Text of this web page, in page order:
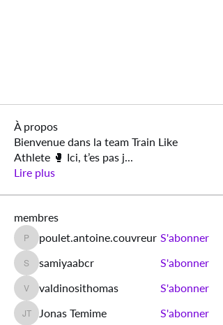
À propos
Bienvenue dans la team Train Like
Athlete 🥊 Ici, t’es pas j...
Lire plus
membres
poulet.antoine.couvreur
poulet.antoine.couvreur S'abonner
samiyaabcr
samiyaabcr S'abonner
valdinosithomas
valdinosithomas S'abonner
Jonas Temime
Jonas Temime S'abonner